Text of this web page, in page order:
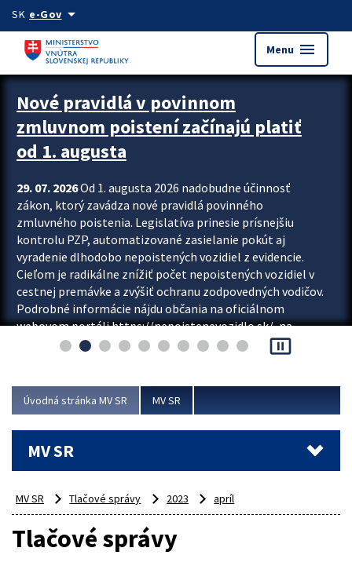
Preskocit na hlavný obsah
SK e-Govarrow_drop_down
Menu menu
Zastavit automatický posun upútavok
Nové pravidlá v povinnom
zmluvnom poistení začínajú platiť
od 1. augusta
29. 07. 2026Od 1. augusta 2026 nadobudne účinnosť
zákon, ktorý zavádza nové pravidlá povinného
zmluvného poistenia. Legislatíva prinesie prísnejšiu
kontrolu PZP, automatizované zasielanie pokút aj
vyradenie dlhodobo nepoistených vozidiel z evidencie.
Cieľom je radikálne znížiť počet nepoistených vozidiel v
cestnej premávke a zvýšiť ochranu zodpovedných vodičov.
Podrobné informácie nájdu občania na oficiálnom
webovom portáli https://nepoistenevozidlo.sk/, na
ktorom od augusta pribudne aj možnosť overiť si...
pause_presentation
Úvodná stránka MV SR MV SR
MV SR
MV SR Tlačové správy 2023 apríl
Tlačové správy